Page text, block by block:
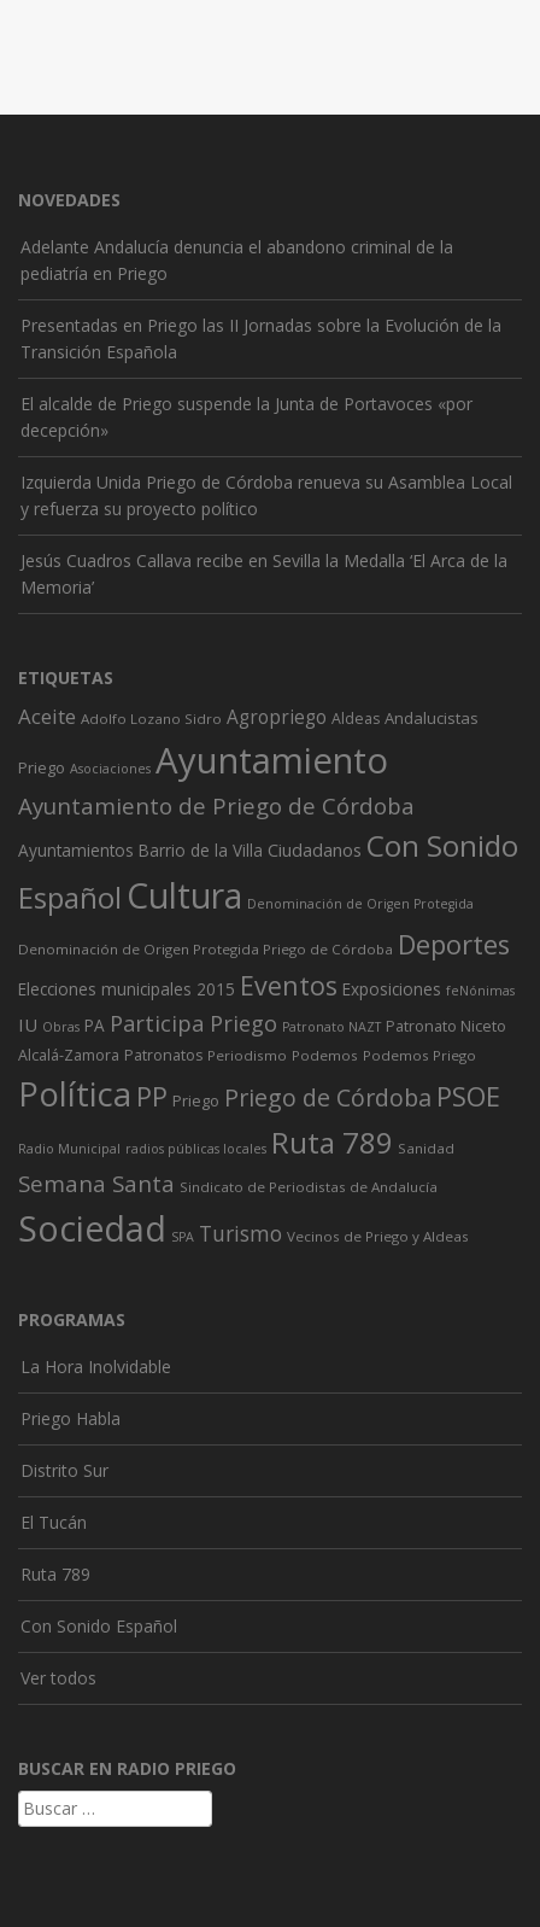
NOVEDADES
Adelante Andalucía denuncia el abandono criminal de la
pediatría en Priego
Presentadas en Priego las II Jornadas sobre la Evolución de la
Transición Española
El alcalde de Priego suspende la Junta de Portavoces «por
decepción»
Izquierda Unida Priego de Córdoba renueva su Asamblea Local
y refuerza su proyecto político
Jesús Cuadros Callava recibe en Sevilla la Medalla ‘El Arca de la
Memoria’
ETIQUETAS
Aceite Adolfo Lozano Sidro Agropriego Aldeas Andalucistas
Priego Asociaciones Ayuntamiento
Ayuntamiento de Priego de Córdoba
Ayuntamientos Barrio de la Villa Ciudadanos Con Sonido
Español Cultura Denominación de Origen Protegida
Denominación de Origen Protegida Priego de Córdoba Deportes
Elecciones municipales 2015 Eventos Exposiciones feNónimas
IU Obras PA Participa Priego Patronato NAZT Patronato Niceto
Alcalá-Zamora Patronatos Periodismo Podemos Podemos Priego
Política PP Priego Priego de Córdoba PSOE
Radio Municipal radios públicas locales Ruta 789 Sanidad
Semana Santa Sindicato de Periodistas de Andalucía
Sociedad SPA Turismo Vecinos de Priego y Aldeas
PROGRAMAS
La Hora Inolvidable
Priego Habla
Distrito Sur
El Tucán
Ruta 789
Con Sonido Español
Ver todos
BUSCAR EN RADIO PRIEGO
Buscar: